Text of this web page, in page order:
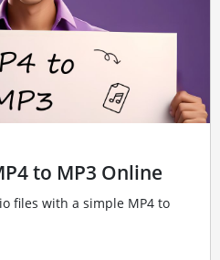
to MP3 Online
files with a simple MP4 to